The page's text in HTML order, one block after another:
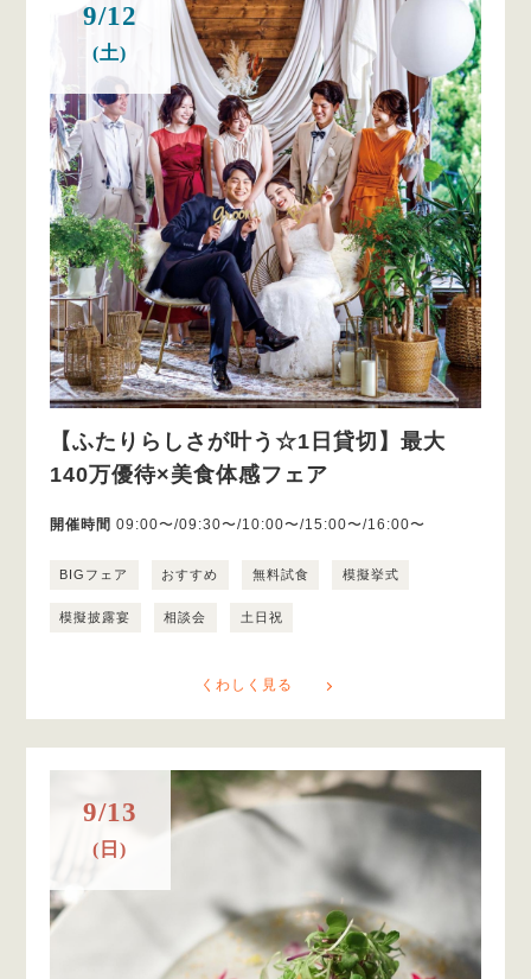
9/12
(土)
【ふたりらしさが叶う☆1日貸切】最大
140万優待×美食体感フェア
開催時間 09:00〜/09:30〜/10:00〜/15:00〜/16:00〜
BIGフェア おすすめ 無料試食 模擬挙式
模擬披露宴 相談会 土日祝
くわしく見る
9/13
(日)